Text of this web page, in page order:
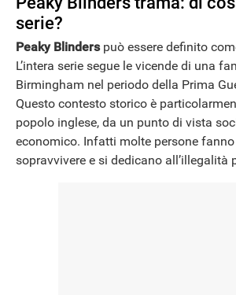
serie?
Peaky Blinderspuò essere definito
L’intera serie segue le vicende di una
Birmingham nel periodo della Prima
Questo contesto storico è
popolo inglese, da un punto di vista
economico. Infatti molte persone
sopravvivere e si dedicano all’illegalità